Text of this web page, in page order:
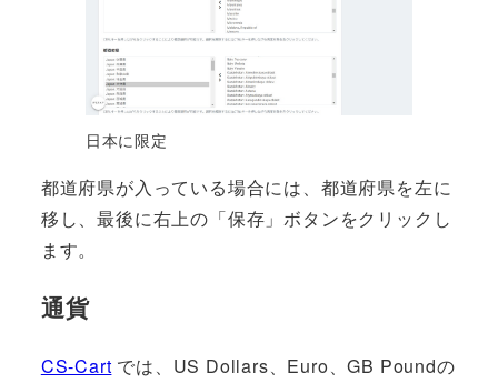
日本に限定
都道府県が入っている場合には、都道府県を左に
移し、最後に右上の「保存」ボタンをクリックし
ます。
通貨
CS-Cart では、US Dollars、Euro、GB Poundの